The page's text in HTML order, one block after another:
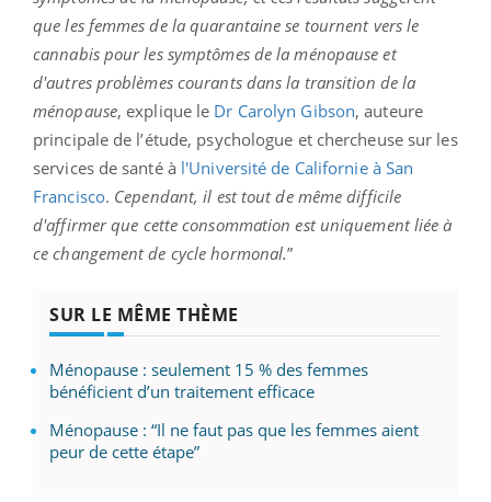
que les femmes de la quarantaine se tournent vers le
cannabis pour les symptômes de la ménopause et
d'autres problèmes courants dans la transition de la
ménopause, explique le Dr Carolyn Gibson, auteure
principale de l’étude, psychologue et chercheuse sur les
services de santé à l'Université de Californie à San
Francisco. Cependant, il est tout de même difficile
d'affirmer que cette consommation est uniquement liée à
ce changement de cycle hormonal.”
SUR LE MÊME THÈME
Ménopause : seulement 15 % des femmes
bénéficient d’un traitement efficace
Ménopause : “Il ne faut pas que les femmes aient
peur de cette étape”